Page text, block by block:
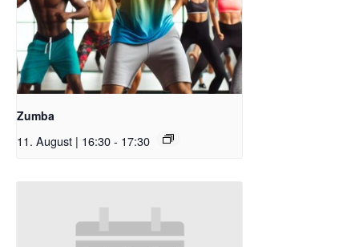
Zumba
11. August | 16:30- 17:30